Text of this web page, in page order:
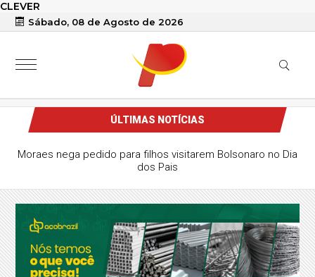
CLEVER
Sábado, 08 de Agosto de 2026
ÚLTIMAS NOTÍCIAS
Moraes nega pedido para filhos visitarem Bolsonaro no Dia
dos Pais